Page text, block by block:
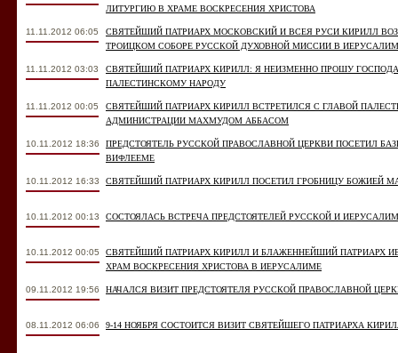
ЛИТУРГИЮ В ХРАМЕ ВОСКРЕСЕНИЯ ХРИСТОВА
11.11.2012 06:05
СВЯТЕЙШИЙ ПАТРИАРХ МОСКОВСКИЙ И ВСЕЯ РУСИ КИРИЛЛ
ТРОИЦКОМ СОБОРЕ РУССКОЙ ДУХОВНОЙ МИССИИ В
11.11.2012 03:03
СВЯТЕЙШИЙ ПАТРИАРХ КИРИЛЛ: Я НЕИЗМЕННО ПРОШУ
ПАЛЕСТИНСКОМУ НАРОДУ
11.11.2012 00:05
СВЯТЕЙШИЙ ПАТРИАРХ КИРИЛЛ ВСТРЕТИЛСЯ С ГЛАВОЙ
АДМИНИСТРАЦИИ МАХМУДОМ АББАСОМ
10.11.2012 18:36
ПРЕДСТОЯТЕЛЬ РУССКОЙ ПРАВОСЛАВНОЙ ЦЕРКВИ ПОСЕТИЛ
ВИФЛЕЕМЕ
10.11.2012 16:33 СВЯТЕЙШИЙ ПАТРИАРХ КИРИЛЛ ПОСЕТИЛ ГРОБНИЦУ БОЖИЕЙ
10.11.2012 00:13 СОСТОЯЛАСЬ ВСТРЕЧА ПРЕДСТОЯТЕЛЕЙ РУССКОЙ И
10.11.2012 00:05
СВЯТЕЙШИЙ ПАТРИАРХ КИРИЛЛ И БЛАЖЕННЕЙШИЙ ПАТРИАРХ
ХРАМ ВОСКРЕСЕНИЯ ХРИСТОВА В ИЕРУСАЛИМЕ
09.11.2012 19:56 НАЧАЛСЯ ВИЗИТ ПРЕДСТОЯТЕЛЯ РУССКОЙ ПРАВОСЛАВНОЙ
08.11.2012 06:06 9-14 НОЯБРЯ СОСТОИТСЯ ВИЗИТ СВЯТЕЙШЕГО ПАТРИАРХА